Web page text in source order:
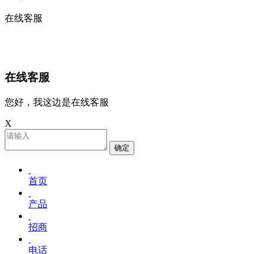
在线客服
在线客服
您好，我这边是在线客服
X
确定
首页
产品
招商
电话